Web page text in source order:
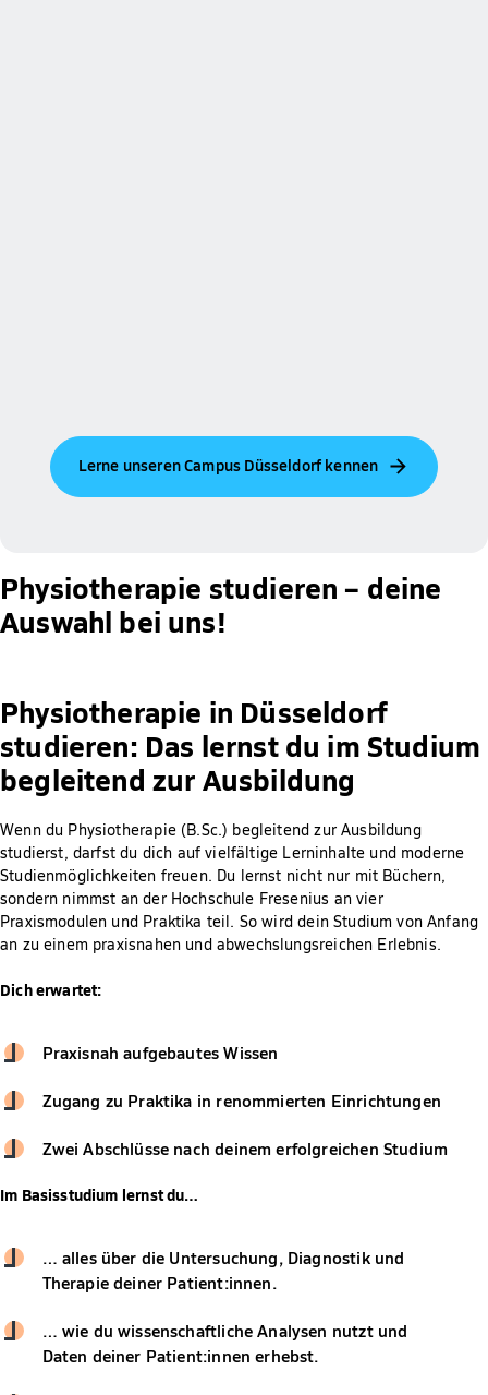
Lerne unseren Campus Düsseldorf kennen
Physiotherapie studieren – deine
Auswahl bei uns!
Physiotherapie in Düsseldorf
studieren: Das lernst du im Studium
begleitend zur Ausbildung
Wenn du Physiotherapie (B.Sc.) begleitend zur Ausbildung
studierst, darfst du dich auf vielfältige Lerninhalte und moderne
Studienmöglichkeiten freuen. Du lernst nicht nur mit Büchern,
sondern nimmst an der Hochschule Fresenius an vier
Praxismodulen und Praktika teil. So wird dein Studium von Anfang
an zu einem praxisnahen und abwechslungsreichen Erlebnis.
Dich erwartet:
Praxisnah aufgebautes Wissen
Zugang zu Praktika in renommierten Einrichtungen
Zwei Abschlüsse nach deinem erfolgreichen Studium
Im Basisstudium lernst du…
… alles über die Untersuchung, Diagnostik und
Therapie deiner Patient:innen.
… wie du wissenschaftliche Analysen nutzt und
Daten deiner Patient:innen erhebst.